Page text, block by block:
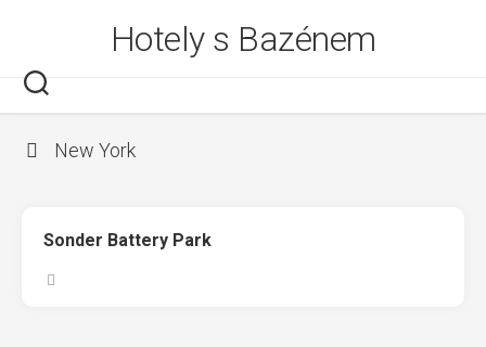
Hotely s Bazénem
New York
Sonder Battery Park